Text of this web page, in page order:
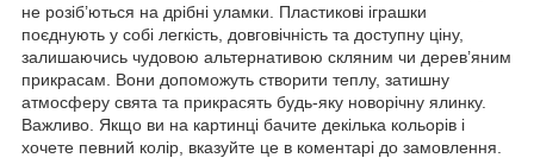
не розіб’ються на дрібні уламки. Пластикові іграшки
поєднують у собі легкість, довговічність та доступну ціну,
залишаючись чудовою альтернативою скляним чи дерев’яним
прикрасам. Вони допоможуть створити теплу, затишну
атмосферу свята та прикрасять будь-яку новорічну ялинку.
Важливо. Якщо ви на картинці бачите декілька кольорів і
хочете певний колір, вказуйте це в коментарі до замовлення.